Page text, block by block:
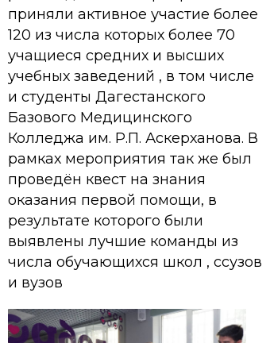
приняли активное участие более
120 из числа которых более 70
учащиеся средних и высших
учебных заведений , в том числе
и студенты Дагестанского
Базового Медицинского
Колледжа им. Р.П. Аскерханова. В
рамках мероприятия так же был
проведён квест на знания
оказания первой помощи, в
результате которого были
выявлены лучшие команды из
числа обучающихся школ , ссузов
и вузов